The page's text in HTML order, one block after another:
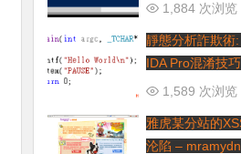
1,884 次浏览
靜態分析詐欺術
IDA Pro混淆技
1,589 次浏览
雅虎某分站的
沦陷 –